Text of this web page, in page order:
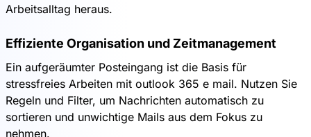
Arbeitsalltag heraus.
Effiziente Organisation und Zeitmanagement
Ein aufgeräumter Posteingang ist die Basis für
stressfreies Arbeiten mit outlook 365 e mail. Nutzen Sie
Regeln und Filter, um Nachrichten automatisch zu
sortieren und unwichtige Mails aus dem Fokus zu
nehmen.